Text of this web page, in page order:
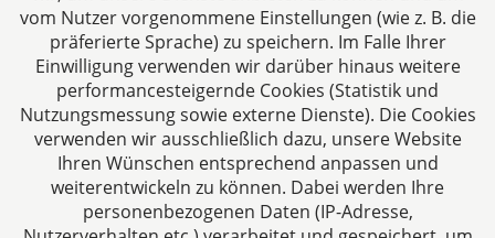
Aachen
Jülicher Straße 215
52070 Aachen
Deutschland
Tel: +49 241 94621-0
Fax: +49 241 94621-111
E-Mail:kanzlei@dhk-law.com
Über uns
vom Nutzer vorgenommene Einstellungen (wie z. B. die
präferierte Sprache) zu speichern. Im Falle Ihrer
Einwilligung verwenden wir darüber hinaus weitere
performancesteigernde Cookies (Statistik und
Nutzungsmessung sowie externe Dienste). Die Cookies
verwenden wir ausschließlich dazu, unsere Website
Ihren Wünschen entsprechend anpassen und
weiterentwickeln zu können. Dabei werden Ihre
personenbezogenen Daten (IP-Adresse,